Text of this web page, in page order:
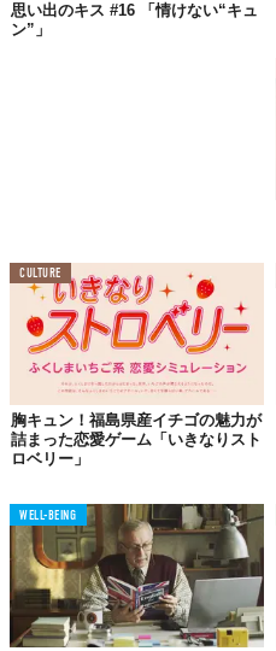
#5
思い出のキス #16 「情けない“キュ
ン”」
CULTURE
胸キュン！福島県産イチゴの魅力が
詰まった恋愛ゲーム「いきなりスト
ロベリー」
WELL-BEING